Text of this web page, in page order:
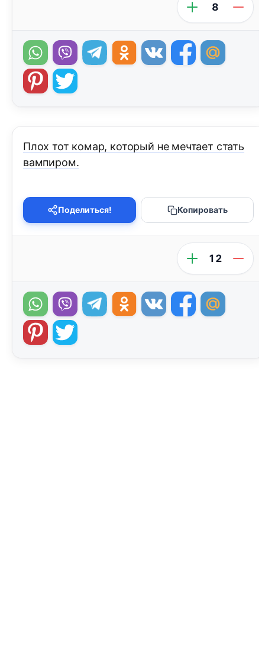
8
Плох тот комар, который не мечтает стать
вампиром.
Поделиться! Копировать
12